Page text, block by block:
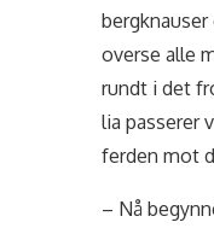
overse alle
rundt i det
lia passerer
ferden mot
– Nå